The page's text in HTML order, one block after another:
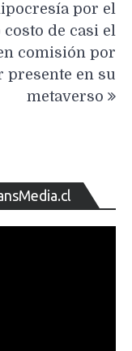
por el
costo de casi el
comisión por
presente en su
metaverso
de